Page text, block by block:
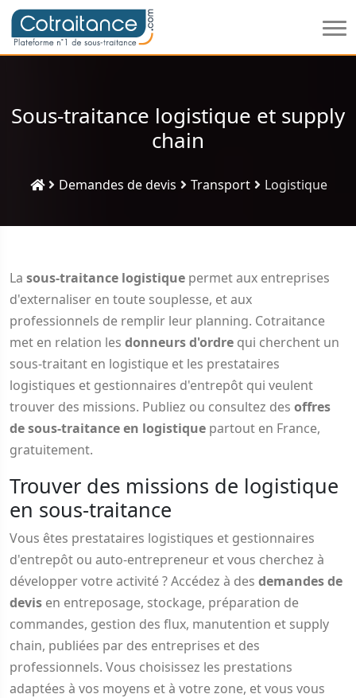
Sous-traitance logistique et supply
chain
Demandes de devis Transport Logistique
La sous-traitance logistique permet aux entreprises
d'externaliser en toute souplesse, et aux
professionnels de remplir leur planning. Cotraitance
met en relation les donneurs d'ordre qui cherchent un
sous-traitant en logistique et les prestataires
logistiques et gestionnaires d'entrepôt qui veulent
trouver des missions. Publiez ou consultez des offres
de sous-traitance en logistique partout en France,
gratuitement.
Trouver des missions de logistique
en sous-traitance
Vous êtes prestataires logistiques et gestionnaires
d'entrepôt ou auto-entrepreneur et vous cherchez à
développer votre activité ? Accédez à des demandes de
devis en entreposage, stockage, préparation de
commandes, gestion des flux, manutention et supply
chain, publiées par des entreprises et des
professionnels. Vous choisissez les prestations
adaptées à vos moyens et à votre zone, et vous vous